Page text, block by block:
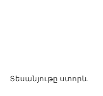
Տեսանյութը ստորև